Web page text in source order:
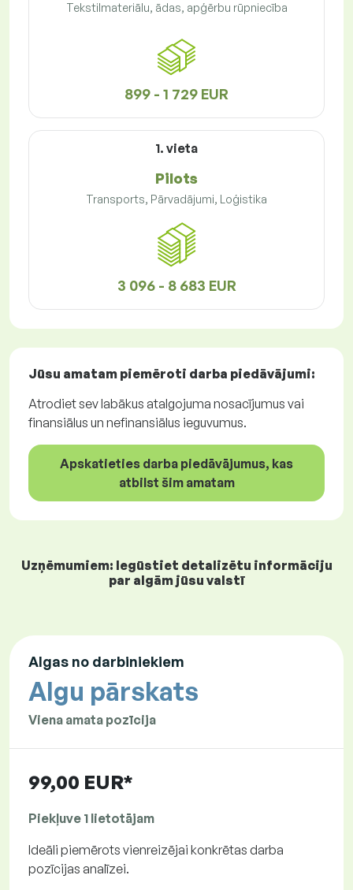
Tekstilmateriālu, ādas, apģērbu rūpniecība
899 - 1 729 EUR
1. vieta
Pilots
Transports, Pārvadājumi, Loģistika
3 096 - 8 683 EUR
Jūsu amatam piemēroti darba piedāvājumi:
Atrodiet sev labākus atalgojuma nosacījumus vai
finansiālus un nefinansiālus ieguvumus.
Apskatieties darba piedāvājumus, kas
atbilst šim amatam
Uzņēmumiem: Iegūstiet detalizētu informāciju
par algām jūsu valstī
Algas no darbiniekiem
Algu pārskats
Viena amata pozīcija
99,00 EUR*
Piekļuve 1 lietotājam
Ideāli piemērots vienreizējai konkrētas darba
pozīcijas analīzei.